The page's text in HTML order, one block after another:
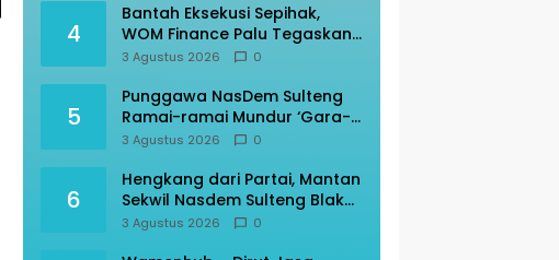
4
Bantah Eksekusi Sepihak,
WOM Finance Palu Tegaskan
Sesuai Prosedur
3 Agustus 2026 0
5
Punggawa NasDem Sulteng
Ramai-ramai Mundur ‘Gara-
gara’ AAC
3 Agustus 2026 0
6
Hengkang dari Partai, Mantan
Sekwil Nasdem Sulteng Blak-
blakan
3 Agustus 2026 0